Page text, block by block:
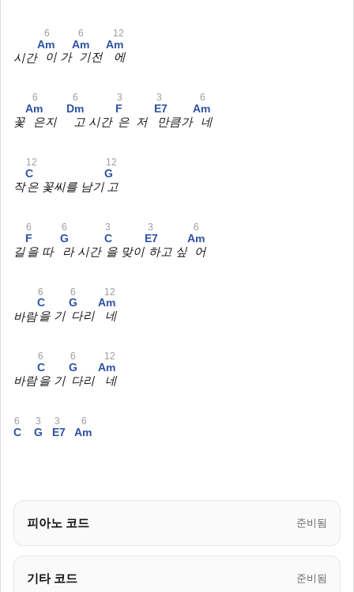
시간
Am
6
이 가
Am
6
기전
Am
12
에
꽃
Am
6
은지
Dm
6
고 시간
F
3
은 저
E7
3
만큼가
Am
6
네
작
C
12
은 꽃씨를 남기
G
12
고
길
F
6
을 따
G
6
라 시간
C
3
을 맞이
E7
3
하고 싶
Am
6
어
바람
C
6
을 기
G
6
다리
Am
12
네
바람
C
6
을 기
G
6
다리
Am
12
네
C
6
G
3
E7
3
Am
6
피아노 코드 준비됨
기타 코드 준비됨